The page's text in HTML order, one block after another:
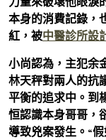
本身的消費記錄，
紅，被中醫診所設
小尚認為，主犯余
林天秤對兩人的抗
平衡的追求中。到
恒認識本身哥哥，
導致兇案發生。“